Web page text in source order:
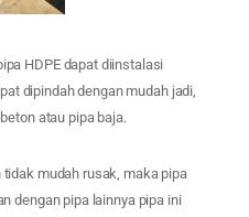
HDPE dapat diinstalasi
dipindah dengan mudah jadi,
atau pipa baja.
tidak mudah rusak, maka pipa
dengan pipa lainnya pipa ini